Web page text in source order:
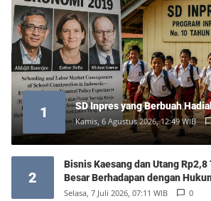
1 SD Inpres yang Berbuah
Kamis, 6 Agustus 2026, 12:49 WIB
2
Bisnis Kaesang dan Utang
Besar Berhadapan dengan
Selasa, 7 Juli 2026, 07:11 WIB 0